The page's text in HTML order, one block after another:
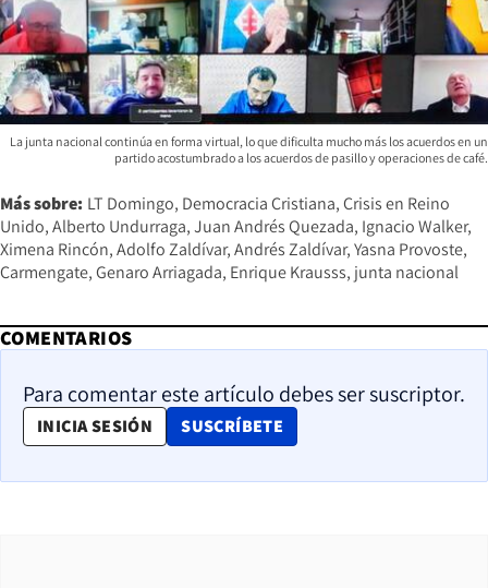
La junta nacional continúa en forma virtual, lo que dificulta mucho más los acuerdos en un
partido acostumbrado a los acuerdos de pasillo y operaciones de café.
Más sobre: LT Domingo Democracia Cristiana Crisis en Reino
Unido Alberto Undurraga Juan Andrés Quezada Ignacio Walker
Ximena Rincón Adolfo Zaldívar Andrés Zaldívar Yasna Provoste
Carmengate Genaro Arriagada Enrique Krausss junta nacional
COMENTARIOS
Para comentar este artículo debes ser suscriptor.
INICIA SESIÓN SUSCRÍBETE
OPENS IN NEW WINDOW